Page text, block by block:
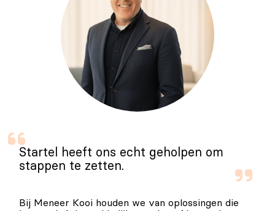
Startel heeft ons echt geholpen om
stappen te zetten.
Bij Meneer Kooi houden we van oplossingen die